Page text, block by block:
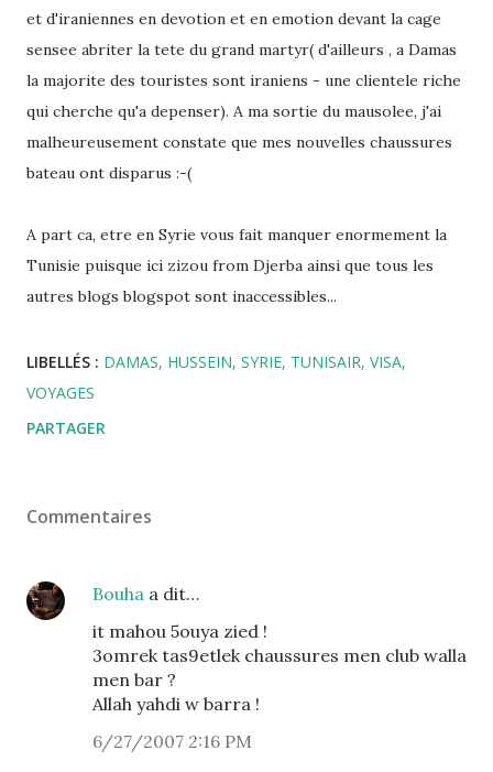
et d'iraniennes en devotion et en emotion devant la cage
sensee abriter la tete du grand martyr( d'ailleurs , a Damas
la majorite des touristes sont iraniens - une clientele riche
qui cherche qu'a depenser). A ma sortie du mausolee, j'ai
malheureusement constate que mes nouvelles chaussures
bateau ont disparus :-(
A part ca, etre en Syrie vous fait manquer enormement la
Tunisie puisque ici zizou from Djerba ainsi que tous les
autres blogs blogspot sont inaccessibles...
LIBELLÉS : DAMAS HUSSEIN SYRIE TUNISAIR VISA
VOYAGES
PARTAGER
Commentaires
Bouha a dit…
it mahou 5ouya zied !
3omrek tas9etlek chaussures men club walla
men bar ?
Allah yahdi w barra !
6/27/2007 2:16 PM